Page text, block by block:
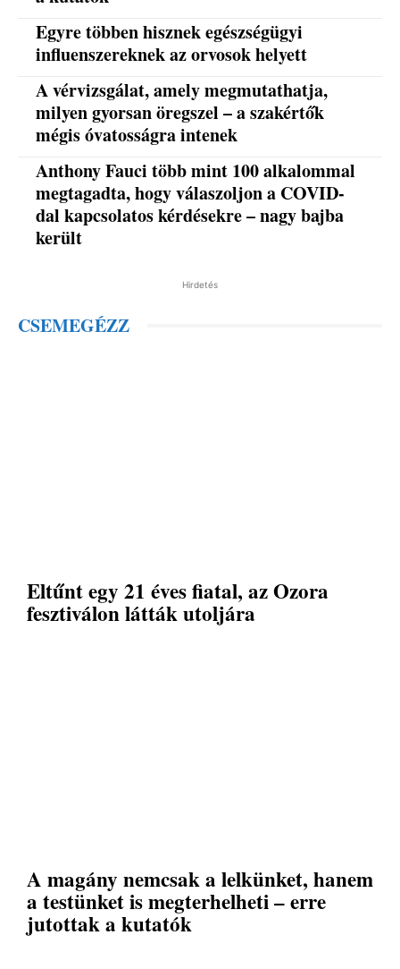
Egyre többen hisznek egészségügyi
influenszereknek az orvosok helyett
A vérvizsgálat, amely megmutathatja,
milyen gyorsan öregszel – a szakértők
mégis óvatosságra intenek
Anthony Fauci több mint 100 alkalommal
megtagadta, hogy válaszoljon a COVID-
dal kapcsolatos kérdésekre – nagy bajba
került
Hirdetés
CSEMEGÉZZ
Eltűnt egy 21 éves fiatal, az Ozora
fesztiválon látták utoljára
A magány nemcsak a lelkünket, hanem
a testünket is megterhelheti – erre
jutottak a kutatók